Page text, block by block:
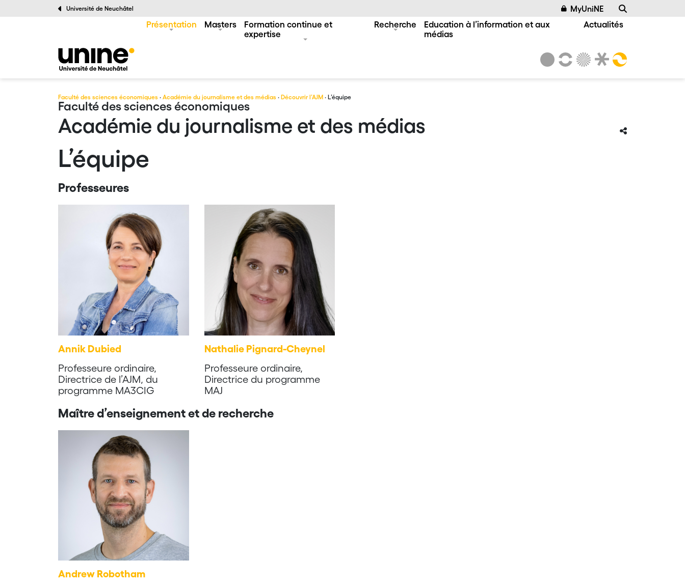
Université de Neuchâtel MyUniNE
Présentation Masters
Formation continue et
expertise
Recherche
Education à l’information et aux
médias
Actualités
Faculté des sciences économiques · Académie du journalisme et des médias · Découvrir l’AJM · L’équipe
Faculté des sciences économiques
Académie du journalisme et des médias
L’équipe
Professeures
Annik Dubied
Professeure ordinaire,
Directrice de l’AJM, du
programme MA3CIG
Nathalie Pignard-Cheynel
Professeure ordinaire,
Directrice du programme
MAJ
Maître d’enseignement etde recherche
Andrew Robotham